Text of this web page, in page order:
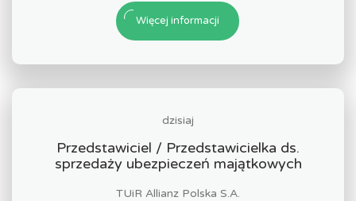
Więcej informacji
dzisiaj
Przedstawiciel / Przedstawicielka ds.
sprzedaży ubezpieczeń majątkowych
TUiR Allianz Polska S.A.